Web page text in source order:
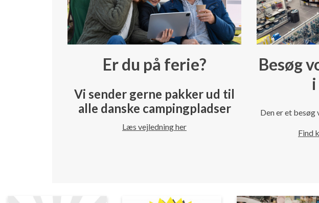
Er du på ferie?
Vi sender gerne pakker ud til
alle danske campingpladser
Læs vejledning her
Besøg
Den er et
Find